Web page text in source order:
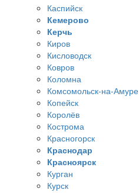
Каспийск
Кемерово
Керчь
Киров
Кисловодск
Ковров
Коломна
Комсомольск-на-Амуре
Копейск
Королёв
Кострома
Красногорск
Краснодар
Красноярск
Курган
Курск